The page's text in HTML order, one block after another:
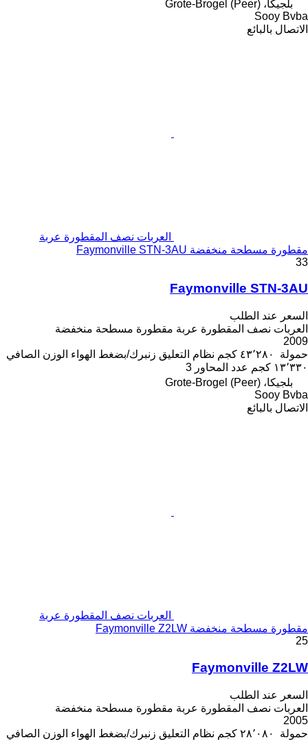
بلجيكا، Grote-Brogel (Peer)
Sooy Bvba
الاتصال بالبائع
العربات نصف المقطورة عربة
مقطورة مسطحة منخفضة Faymonville STN-3AU
33
Faymonville STN-3AU
السعر عند الطلب
العربات نصف المقطورة عربة مقطورة مسطحة منخفضة
2009
حمولة
٤٣٬٢٨٠ كجم نظام التعليق زنبرك/بضغط الهواء الوزن الصافي
١٣٬٣٣٠ كجم
عدد المحاور 3
بلجيكا، Grote-Brogel (Peer)
Sooy Bvba
الاتصال بالبائع
العربات نصف المقطورة عربة
مقطورة مسطحة منخفضة Faymonville Z2LW
25
Faymonville Z2LW
السعر عند الطلب
العربات نصف المقطورة عربة مقطورة مسطحة منخفضة
2005
حمولة
٢٨٬٠٨٠ كجم نظام التعليق زنبرك/بضغط الهواء الوزن الصافي